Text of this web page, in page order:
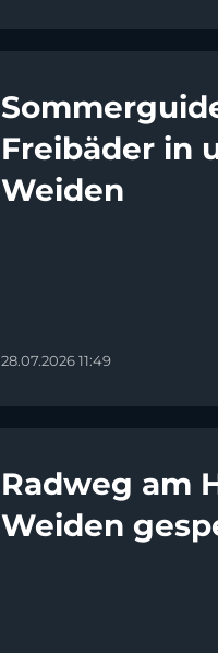
Freibäder in
Weiden
28.07.2026 11:49
Radweg am
Weiden